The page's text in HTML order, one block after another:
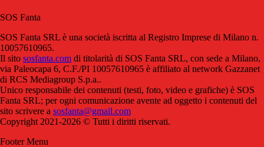
SOS Fanta
SOS Fanta SRL è una società iscritta al Registro Imprese di Milano n.
10057610965.
Il sito sosfanta.com di titolarità di SOS Fanta SRL, con sede a Milano,
via Paleocapa 6, C.F./PI 10057610965 è affiliato al network Gazzanet
di RCS Mediagroup S.p.a..
Unico responsabile dei contenuti (testi, foto, video e grafiche) è SOS
Fanta SRL; per ogni comunicazione avente ad oggetto i contenuti del
sito scrivere a sosfanta@gmail.com
Copyright 2021-2026 © Tutti i diritti riservati.
Footer Menu